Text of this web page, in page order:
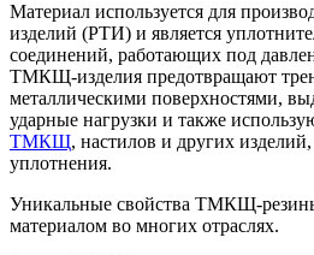
Материал используется для
изделий (РТИ) и является
соединений, работающих под
ТМКЩ-изделия предотвращают
металлическими поверхностями,
ударные нагрузки и также
ТМКЩ, настилов и других
уплотнения.
Уникальные свойства ТМКЩ-
материалом во многих отраслях.